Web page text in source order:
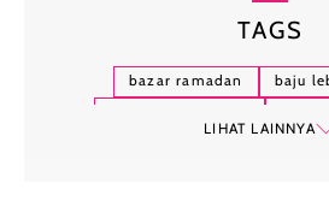
TAGS
bazar ramadan
baju
LIHAT LAINNYA